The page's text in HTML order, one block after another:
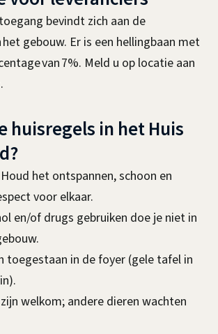
bevindt zich aan de
gebouw. Er is een hellingbaan met
van 7%. Meld u op locatie aan
huisregels in het Huis
het ontspannen, schoon en
voor elkaar.
en/of drugs gebruiken doe je niet in
toegestaan in de foyer (gele tafel in
welkom; andere dieren wachten